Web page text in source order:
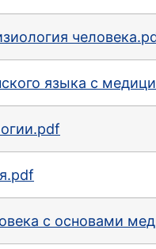
языка с
с основами